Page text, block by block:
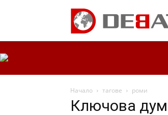
Начало тагове роми
Ключова